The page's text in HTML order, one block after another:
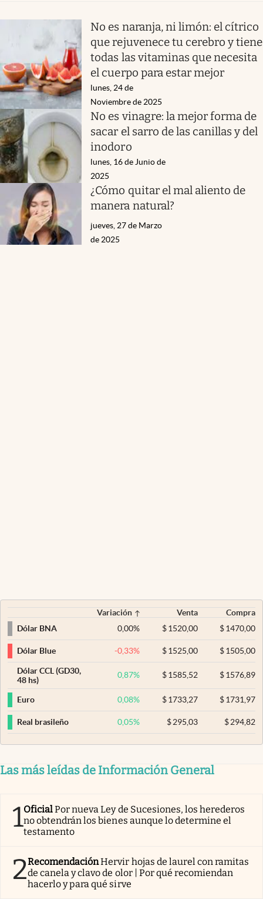
No es naranja, ni limón: el cítrico
que rejuvenece tu cerebro y tiene
todas las vitaminas que necesita
el cuerpo para estar mejor
lunes, 24 de
Noviembre de 2025
No es vinagre: la mejor forma de
sacar el sarro de las canillas y del
inodoro
lunes, 16 de Junio de
2025
¿Cómo quitar el mal aliento de
manera natural?
jueves, 27 de Marzo
de 2025
Variación Venta
Compra
Dólar BNA
0,00% $ 1520,00 $1470,00
Dólar Blue -0,33% $ 1525,00 $1505,00
Dólar CCL (GD30,
48 hs)
0,87% $ 1585,52 $1576,89
Euro 0,08% $ 1733,27 $1731,97
Real brasileño 0,05% $ 295,03 $294,82
Las más leídas de Información General
1OficialPor nueva Ley de Sucesiones, los herederos
no obtendrán los bienes aunque lo determine el
testamento
2RecomendaciónHervir hojas de laurel con ramitas
de canela y clavo de olor | Por qué recomiendan
hacerlo y para qué sirve